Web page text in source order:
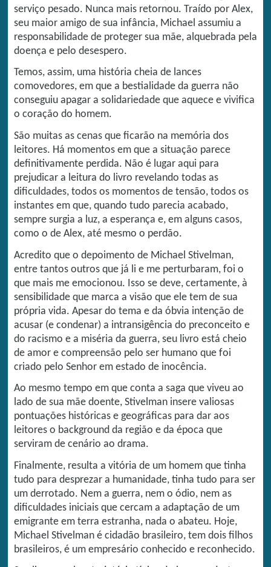
serviço pesado. Nunca mais retornou. Traído por Alex,
seu maior amigo de sua infância, Michael assumiu a
responsabilidade de proteger sua mãe, alquebrada pela
doença e pelo desespero.
Temos, assim, uma história cheia de lances
comovedores, em que a bestialidade da guerra não
conseguiu apagar a solidariedade que aquece e vivifica
o coração do homem.
São muitas as cenas que ficarão na memória dos
leitores. Há momentos em que a situação parece
definitivamente perdida. Não é lugar aqui para
prejudicar a leitura do livro revelando todas as
dificuldades, todos os momentos de tensão, todos os
instantes em que, quando tudo parecia acabado,
sempre surgia a luz, a esperança e, em alguns casos,
como o de Alex, até mesmo o perdão.
Acredito que o depoimento de Michael Stivelman,
entre tantos outros que já li e me perturbaram, foi o
que mais me emocionou. Isso se deve, certamente, à
sensibilidade que marca a visão que ele tem de sua
própria vida. Apesar do tema e da óbvia intenção de
acusar (e condenar) a intransigência do preconceito e
do racismo e a miséria da guerra, seu livro está cheio
de amor e compreensão pelo ser humano que foi
criado pelo Senhor em estado de inocência.
Ao mesmo tempo em que conta a saga que viveu ao
lado de sua mãe doente, Stivelman insere valiosas
pontuações históricas e geográficas para dar aos
leitores o background da região e da época que
serviram de cenário ao drama.
Finalmente, resulta a vitória de um homem que tinha
tudo para desprezar a humanidade, tinha tudo para ser
um derrotado. Nem a guerra, nem o ódio, nem as
dificuldades iniciais que cercam a adaptação de um
emigrante em terra estranha, nada o abateu. Hoje,
Michael Stivelman é cidadão brasileiro, tem dois filhos
brasileiros, é um empresário conhecido e reconhecido.